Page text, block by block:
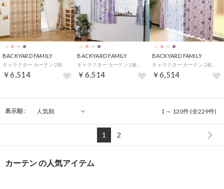
BACKYARD FAMILY
￥6,514
BACKYARD FAMILY
￥6,514
BACKYARD FAMILY
￥6,514
表示順 : 1 ～ 120件 (全229件)
1 2
カーテン の人気アイテム